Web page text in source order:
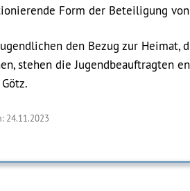
Form der Beteiligung
den Bezug zur
stehen die Jugendbeauftragten
24.11.2023